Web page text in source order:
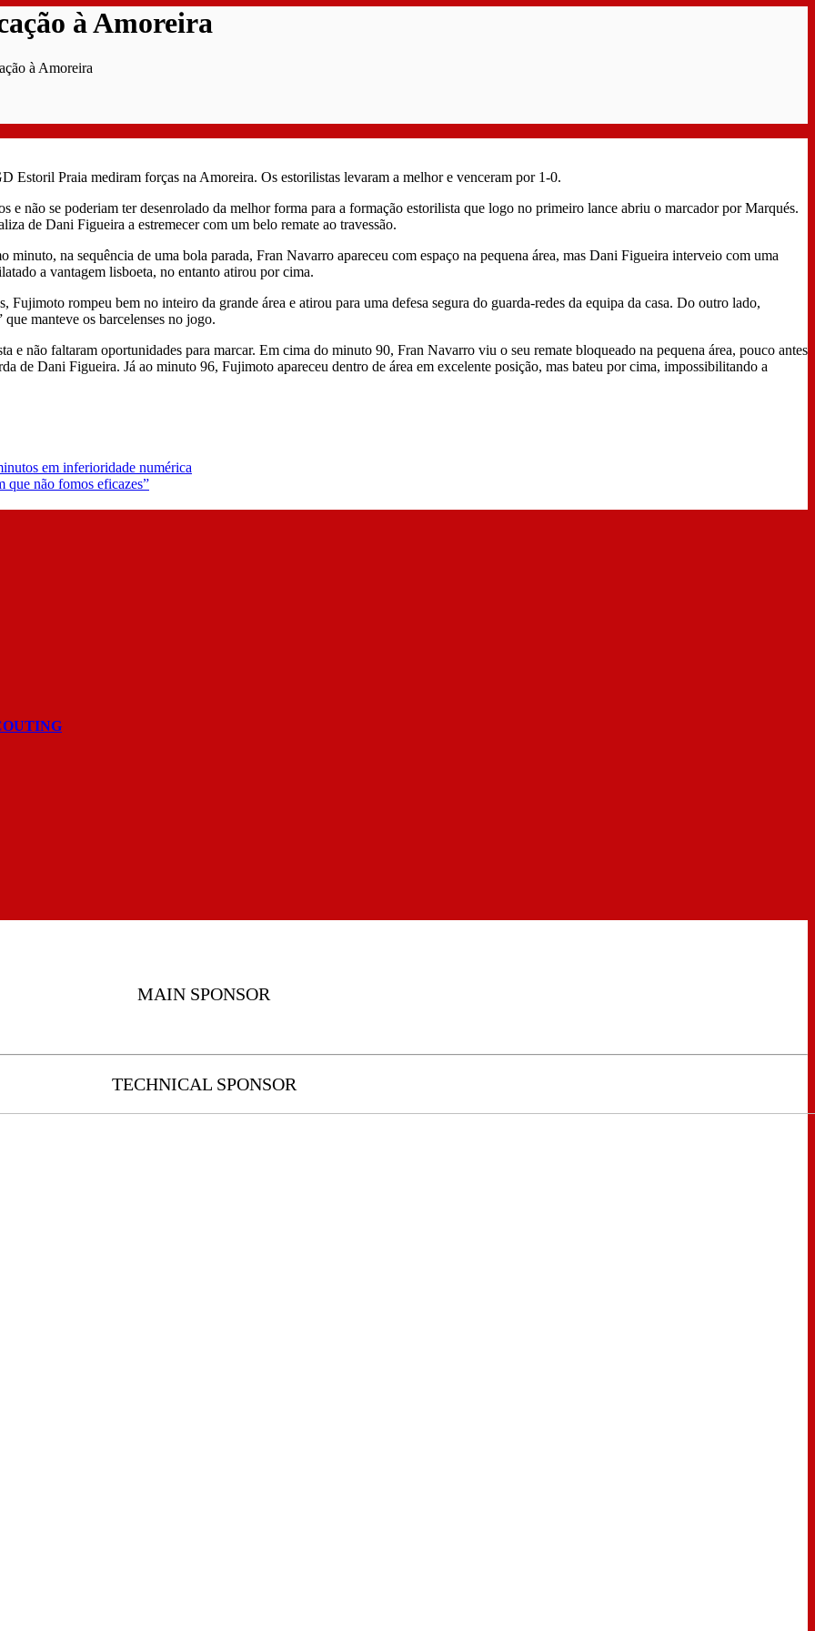
à Amoreira
à Amoreira
Praia mediram forças na Amoreira. Os estorilistas levaram a melhor e venceram por 1-0.
não se poderiam ter desenrolado da melhor forma para a formação estorilista que logo no primeiro lance abriu o marcador por Marqués.
de Dani Figueira a estremecer com um belo remate ao travessão.
na sequência de uma bola parada, Fran Navarro apareceu com espaço na pequena área, mas Dani Figueira interveio com uma
a vantagem lisboeta, no entanto atirou por cima.
rompeu bem no inteiro da grande área e atirou para uma defesa segura do guarda-redes da equipa da casa. Do outro lado,
manteve os barcelenses no jogo.
não faltaram oportunidades para marcar. Em cima do minuto 90, Fran Navarro viu o seu remate bloqueado na pequena área, pouco antes
de Dani Figueira. Já ao minuto 96, Fujimoto apareceu dentro de área em excelente posição, mas bateu por cima, impossibilitando a
em inferioridade numérica
que não fomos eficazes”
MAIN SPONSOR
TECHNICAL SPONSOR